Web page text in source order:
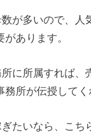
が多いので、人
があります。
に所属すれば、
所が伝授してく
たいなら、こち